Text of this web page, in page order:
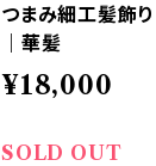
つまみ細工髪飾
｜華髪
¥18,000
SOLD OUT